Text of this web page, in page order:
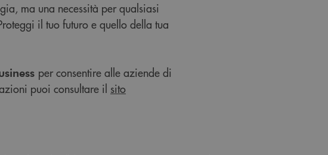
ma una necessità per qualsiasi
il tuo futuro e quello della tua
per consentire alle aziende di
puoi consultare il sito